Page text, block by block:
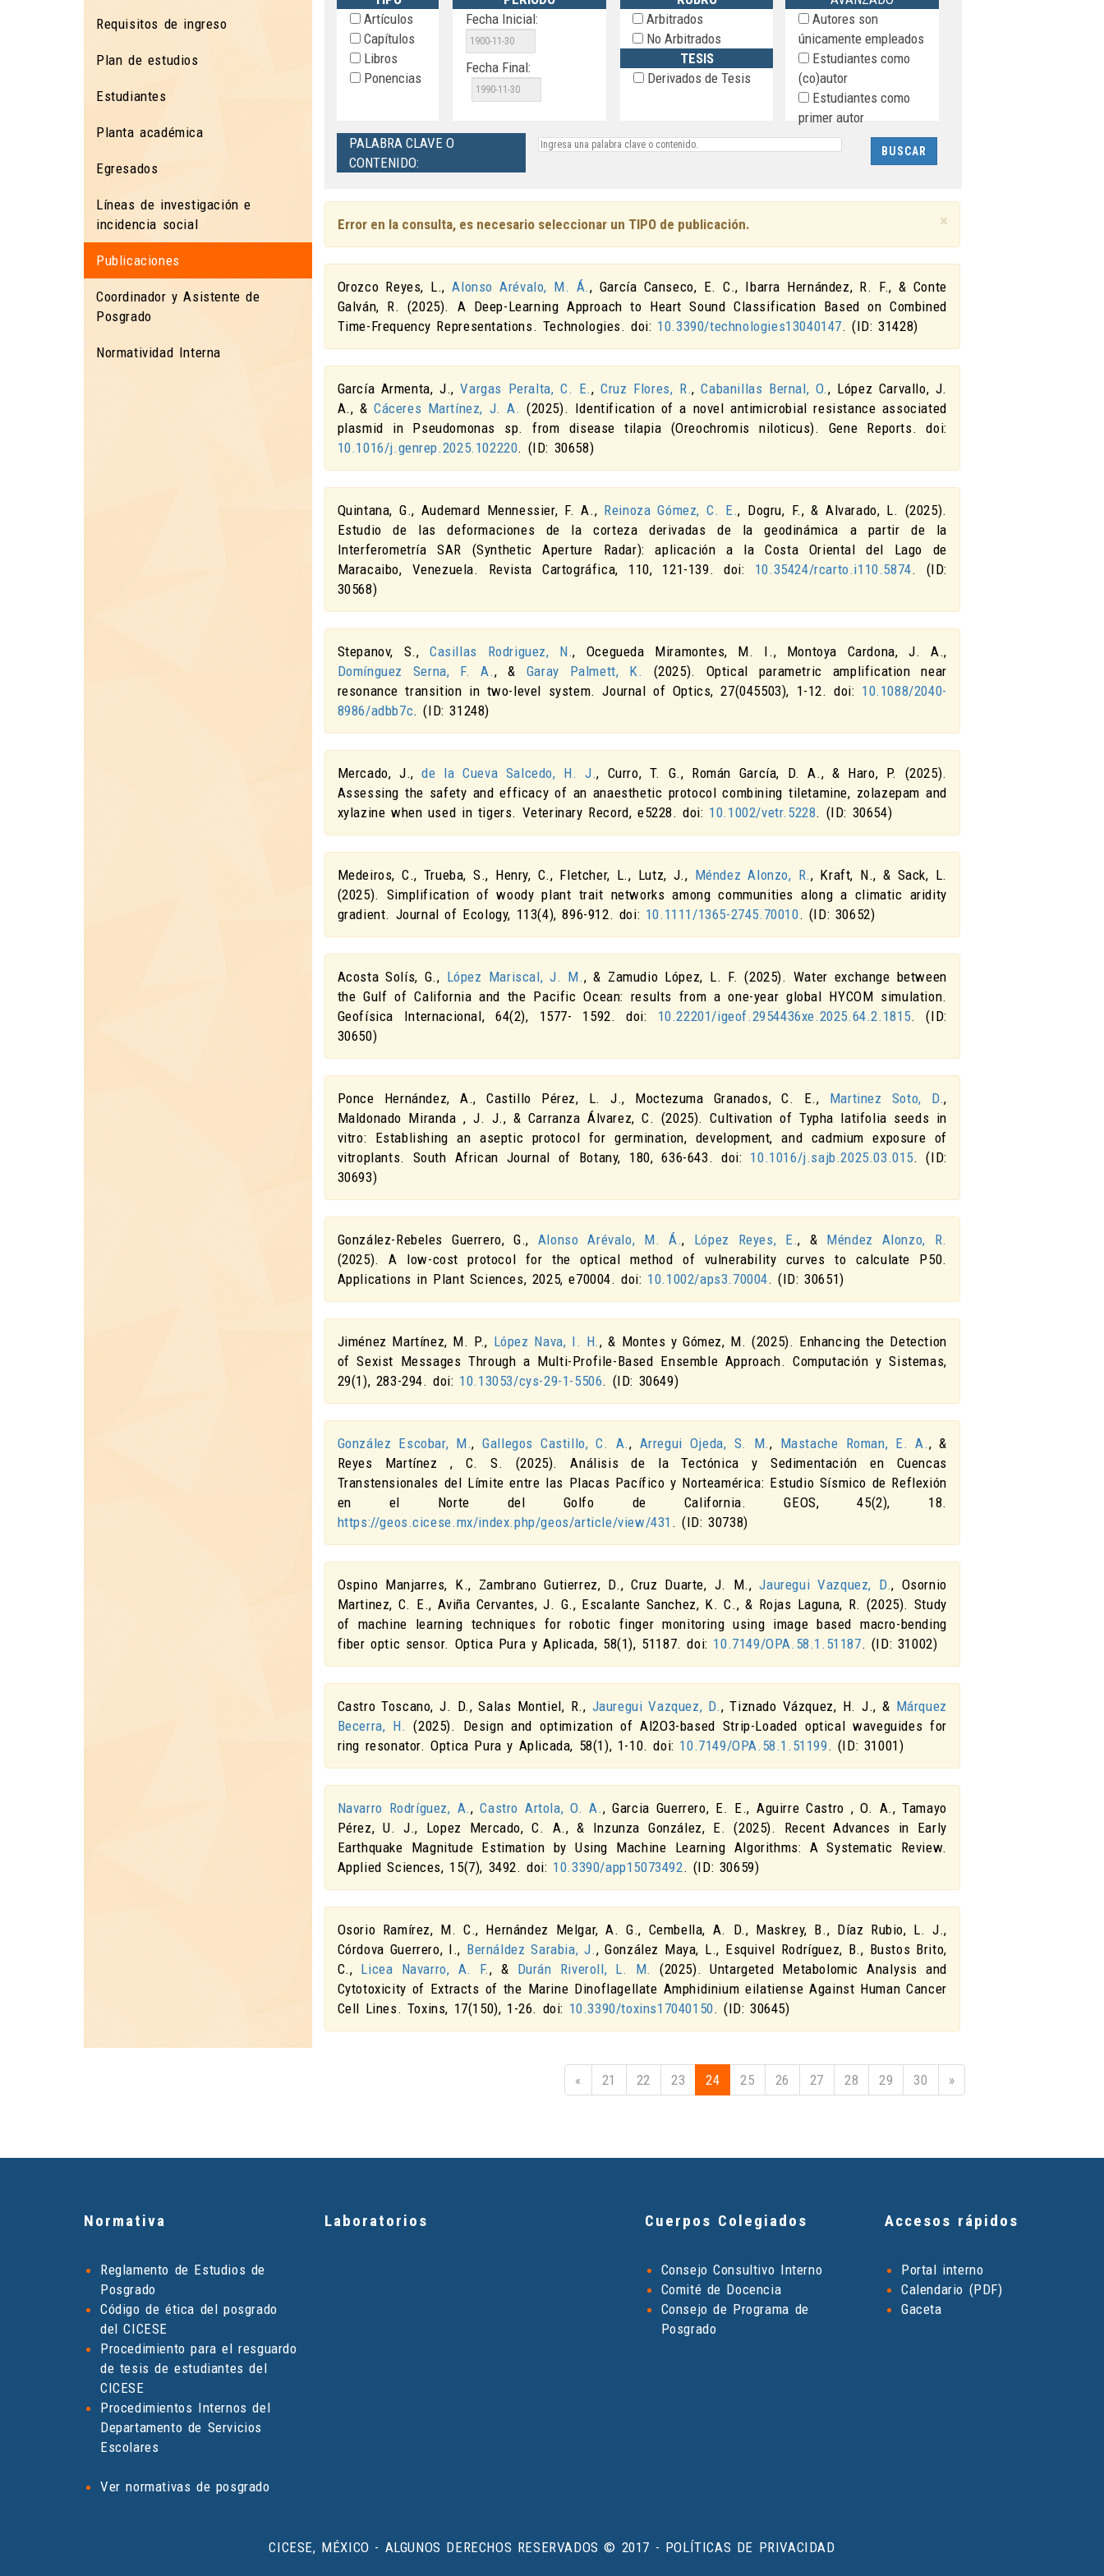
Requisitos de ingreso
Plan de estudios
Estudiantes
Planta académica
Egresados
Líneas de investigación e
incidencia social
Publicaciones
Coordinador y Asistente de
Posgrado
Normatividad Interna
Artículos
Capítulos
Libros
Ponencias
Fecha Inicial:
Fecha Final:
Arbitrados
No Arbitrados
TESIS
Derivados de Tesis
Autores son
únicamente empleados
Estudiantes como
(co)autor
Estudiantes como
primer autor
PALABRA CLAVE O
CONTENIDO:
×
Error en la consulta, es necesario seleccionar un TIPO de publicación.
Orozco Reyes, L.,Alonso Arévalo, M. Á., García Canseco, E. C., Ibarra Hernández, R. F., & Conte
Galván, R. (2025). A Deep-Learning Approach to Heart Sound Classification Based on Combined
Time-Frequency Representations. Technologies. doi: 10.3390/technologies13040147. (ID: 31428)
García Armenta, J.,Vargas Peralta, C. E.,Cruz Flores, R.,Cabanillas Bernal, O., López Carvallo, J.
A., & Cáceres Martínez, J. A. (2025). Identification of a novel antimicrobial resistance associated
plasmid in Pseudomonas sp. from disease tilapia (Oreochromis niloticus). Gene Reports. doi:
10.1016/j.genrep.2025.102220. (ID: 30658)
Quintana, G., Audemard Mennessier, F. A., Reinoza Gómez, C. E., Dogru, F., & Alvarado, L. (2025).
Estudio de las deformaciones de la corteza derivadas de la geodinámica a partir de la
Interferometría SAR (Synthetic Aperture Radar): aplicación a la Costa Oriental del Lago de
Maracaibo, Venezuela. Revista Cartográfica, 110, 121-139. doi: 10.35424/rcarto.i110.5874. (ID:
30568)
Stepanov, S.,Casillas Rodriguez, N., Ocegueda Miramontes, M. I., Montoya Cardona, J. A.,
Domínguez Serna, F. A., & Garay Palmett, K. (2025). Optical parametric amplification near
resonance transition in two-level system.Journal of Optics,27(045503), 1-12. doi: 10.1088/2040-
8986/adbb7c. (ID: 31248)
Mercado, J.,de la Cueva Salcedo, H. J., Curro, T. G., Román García, D. A., & Haro, P. (2025).
Assessing the safety and efficacy of an anaesthetic protocol combining tiletamine, zolazepam and
xylazine when used in tigers. Veterinary Record, e5228. doi: 10.1002/vetr.5228. (ID: 30654)
Medeiros, C., Trueba, S., Henry, C., Fletcher, L., Lutz, J., Méndez Alonzo, R., Kraft, N., & Sack, L.
(2025). Simplification of woody plant trait networks among communities along a climatic aridity
gradient. Journal of Ecology, 113(4), 896-912. doi: 10.1111/1365-2745.70010. (ID: 30652)
Acosta Solís, G., López Mariscal, J. M., & Zamudio López, L. F. (2025). Water exchange between
the Gulf of California and the Pacific Ocean: results from a one-year global HYCOM simulation.
Geofísica Internacional,64(2), 1577- 1592. doi: 10.22201/igeof.2954436xe.2025.64.2.1815. (ID:
30650)
Ponce Hernández, A., Castillo Pérez, L. J., Moctezuma Granados, C. E., Martinez Soto, D.,
Maldonado Miranda , J. J., & Carranza Álvarez, C. (2025).Cultivation of Typha latifolia seeds in
vitro: Establishing an aseptic protocol for germination, development, and cadmium exposure of
vitroplants. South African Journal of Botany, 180, 636-643. doi: 10.1016/j.sajb.2025.03.015. (ID:
30693)
González-Rebeles Guerrero, G., Alonso Arévalo, M. Á., López Reyes, E., & Méndez Alonzo, R.
(2025).A low-cost protocol for the optical method of vulnerability curves to calculate P50.
Applications in Plant Sciences, 2025, e70004. doi: 10.1002/aps3.70004. (ID: 30651)
Jiménez Martínez, M. P., López Nava, I. H., & Montes y Gómez, M. (2025). Enhancing the Detection
of Sexist Messages Through a Multi-Profile-Based Ensemble Approach. Computación y Sistemas,
29(1), 283-294. doi: 10.13053/cys-29-1-5506. (ID: 30649)
González Escobar, M.,Gallegos Castillo, C. A., Arregui Ojeda, S. M., Mastache Roman, E. A., &
Reyes Martínez , C. S. (2025).Análisis de la Tectónica y Sedimentación en Cuencas
Transtensionales del Límite entre las Placas Pacífico y Norteamérica: Estudio Sísmico de Reflexión
en el Norte del Golfo de California.GEOS,45(2), 18.
https://geos.cicese.mx/index.php/geos/article/view/431 . (ID: 30738)
Ospino Manjarres, K., Zambrano Gutierrez, D., Cruz Duarte, J. M.,Jauregui Vazquez, D., Osornio
Martinez, C. E., Aviña Cervantes, J. G., Escalante Sanchez, K. C., & Rojas Laguna, R. (2025). Study
of machine learning techniques for robotic finger monitoring using image based macro-bending
fiber optic sensor. Optica Pura y Aplicada, 58(1), 51187. doi: 10.7149/OPA.58.1.51187. (ID: 31002)
Castro Toscano, J. D., Salas Montiel, R., Jauregui Vazquez, D., Tiznado Vázquez, H. J., & Márquez
Becerra, H. (2025). Design and optimization of Al2O3-based Strip-Loaded optical waveguides for
ring resonator.Optica Pura y Aplicada, 58(1), 1-10. doi: 10.7149/OPA.58.1.51199. (ID: 31001)
Navarro Rodríguez, A.,Castro Artola, O. A., Garcia Guerrero, E. E., Aguirre Castro , O. A., Tamayo
Pérez, U. J., Lopez Mercado, C. A., & Inzunza González, E. (2025). Recent Advances in Early
Earthquake Magnitude Estimation by Using Machine Learning Algorithms: A Systematic Review.
Applied Sciences, 15(7), 3492. doi: 10.3390/app15073492. (ID: 30659)
Osorio Ramírez, M. C., Hernández Melgar, A. G., Cembella, A. D., Maskrey, B., Díaz Rubio, L. J.,
Córdova Guerrero, I., Bernáldez Sarabia, J., González Maya, L., Esquivel Rodríguez, B., Bustos Brito,
C., Licea Navarro, A. F., & Durán Riveroll, L. M. (2025).Untargeted Metabolomic Analysis and
Cytotoxicity of Extracts of the Marine Dinoflagellate Amphidinium eilatiense Against Human Cancer
Cell Lines. Toxins, 17(150), 1-26. doi: 10.3390/toxins17040150. (ID: 30645)
« 21 22 23 24 25 26 27 28 29 30 »
Normativa
Reglamento de Estudios de
Posgrado
Código de ética del posgrado
del CICESE
Procedimiento para el resguardo
de tesis de estudiantes del
CICESE
Procedimientos Internos del
Departamento de Servicios
Escolares
Ver normativas de posgrado
Laboratorios Cuerpos Colegiados
Consejo Consultivo Interno
Comité de Docencia
Consejo de Programa de
Posgrado
Accesos rápidos
Portal interno
Calendario (PDF)
Gaceta
CICESE, MÉXICO - ALGUNOS DERECHOS RESERVADOS © 2017 - POLÍTICAS DE PRIVACIDAD